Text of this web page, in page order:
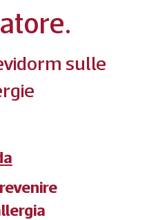
sulle